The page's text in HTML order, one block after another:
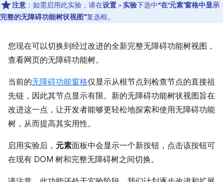
注意 ：如需启用此实验，请在设置 >实验下选中“在‘元素’窗格中显示
完整的无障碍功能树状视图”复选框。
您现在可以切换到经过改进的全新完整无障碍功能树视图，
查看网页的无障碍功能树。
当前的无障碍功能窗格仅显示从根节点到检查节点的直接祖
先链，因此其节点显示有限。新的无障碍功能树状视图旨在
改进这一点，让开发者能够更轻松地探索和使用无障碍功能
树，从而提高其实用性。
启用实验后， 元素面板中会显示一个新按钮，点击该按钮可
在现有 DOM 树和完整无障碍树之间切换。